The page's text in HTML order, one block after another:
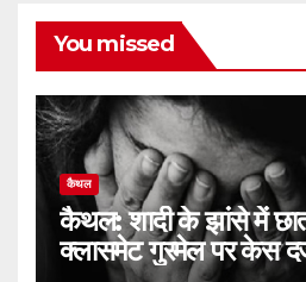
You missed
कैथल
कैथल: शादी के झांसे में
क्लासमेट गुरमेल पर केस